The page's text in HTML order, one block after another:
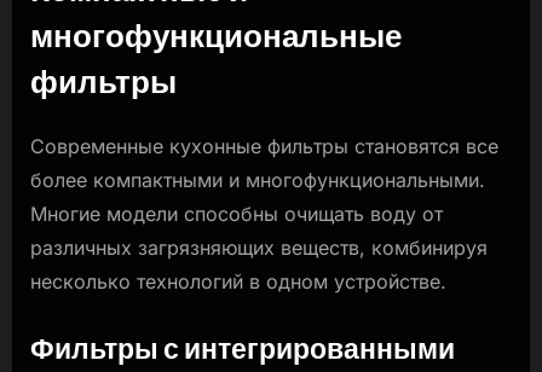
многофункциональные
фильтры
Современные кухонные фильтры становятся все
более компактными и многофункциональными.
Многие модели способны очищать воду от
различных загрязняющих веществ, комбинируя
несколько технологий в одном устройстве.
Фильтры с интегрированными